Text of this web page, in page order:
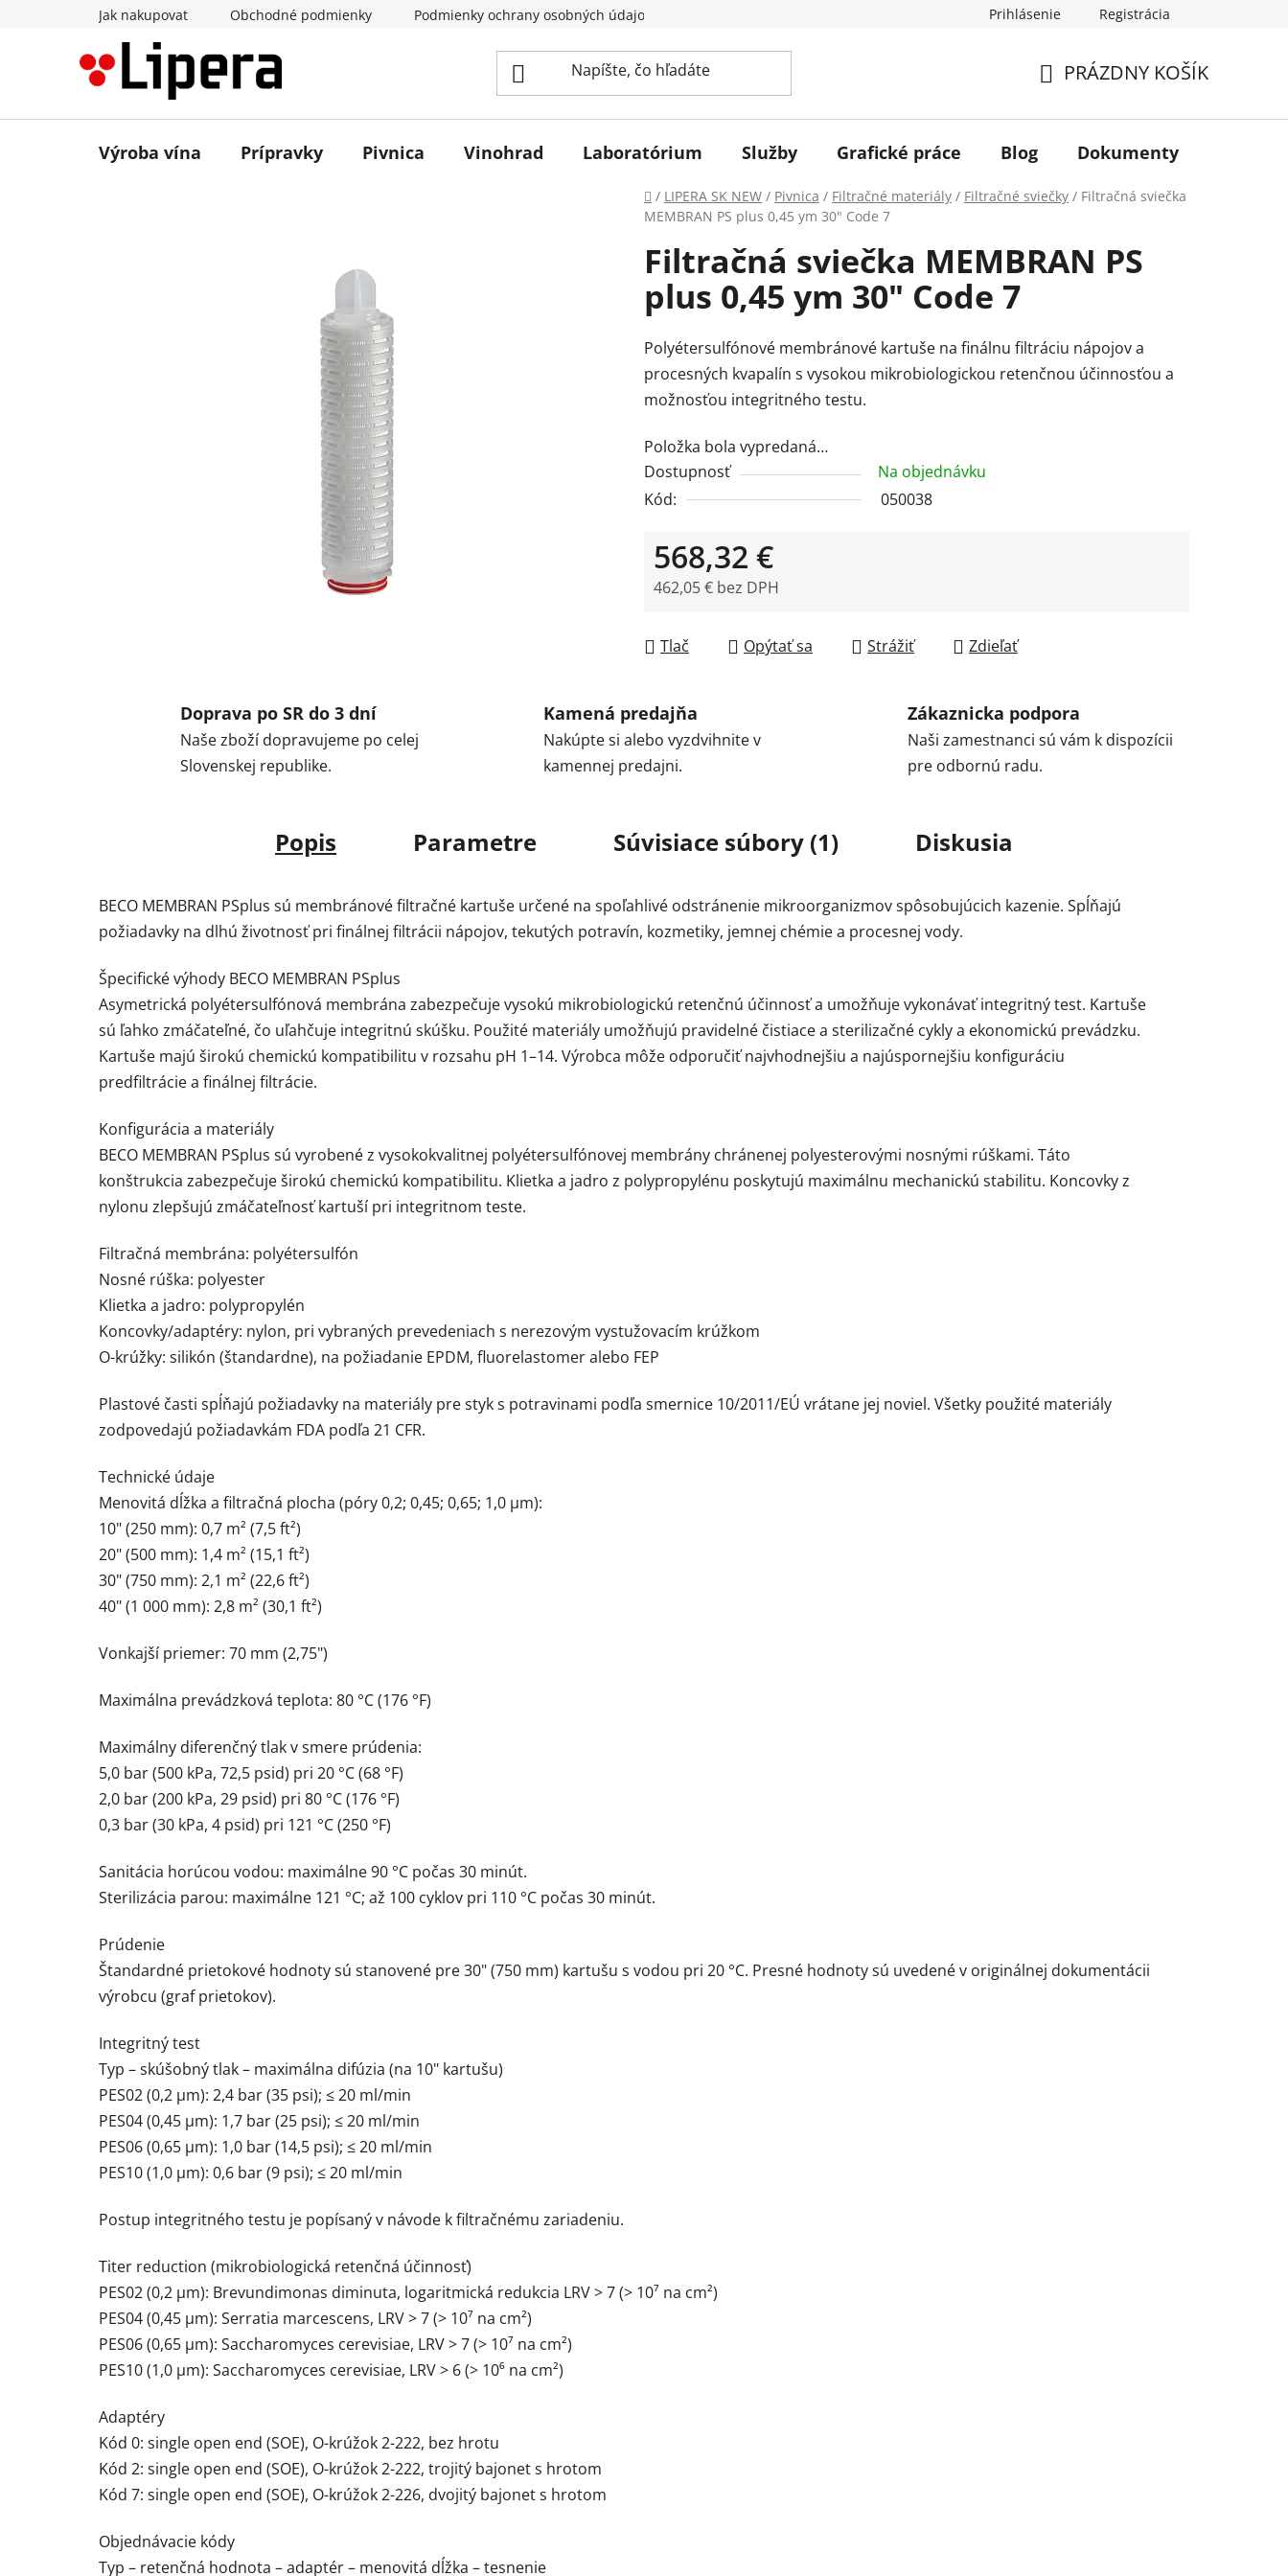
Jak nakupovat Obchodné podmienky Podmienky ochrany osobných údajov Prihlásenie Registrácia
KOŠÍK
PRÁZDNY KOŠÍK
Výroba vína Prípravky Pivnica Vinohrad Laboratórium Služby Grafické práce Blog Dokumenty
Domov
/ LIPERA SK NEW / Pivnica / Filtračné materiály / Filtračné sviečky / Filtračná sviečka
MEMBRAN PS plus 0,45 ym 30" Code 7
Filtračná sviečka MEMBRAN PS
plus 0,45 ym 30" Code 7
Polyéter­sulfónové membránové kartuše na finálnu filtráciu nápojov a
procesných kvapalín s vysokou mikrobiologickou retenčnou účinnosťou a
možnosťou integritného testu.
Položka bola vypredaná…
Dostupnosť
Na objednávku
Kód:
050038
568,32 €
462,05 € bez DPH
Tlač
Opýtať sa Strážiť Zdieľať
Doprava po SR do 3 dní
Naše zboží dopravujeme po celej
Slovenskej republike.
Kamená predajňa
Nakúpte si alebo vyzdvihnite v
kamennej predajni.
Zákaznicka podpora
Naši zamestnanci sú vám k dispozícii
pre odbornú radu.
Popis Parametre Súvisiace súbory (1) Diskusia
BECO MEMBRAN PSplus sú membránové filtračné kartuše určené na spoľahlivé odstránenie mikroorganizmov spôsobujúcich kazenie. Spĺňajú
požiadavky na dlhú životnosť pri finálnej filtrácii nápojov, tekutých potravín, kozmetiky, jemnej chémie a procesnej vody.
Špecifické výhody BECO MEMBRAN PSplus
Asymetrická polyéter­sulfónová membrána zabezpečuje vysokú mikrobiologickú retenčnú účinnosť a umožňuje vykonávať integritný test. Kartuše
sú ľahko zmáčateľné, čo uľahčuje integritnú skúšku. Použité materiály umožňujú pravidelné čistiace a sterilizačné cykly a ekonomickú prevádzku.
Kartuše majú širokú chemickú kompatibilitu v rozsahu pH 1–14. Výrobca môže odporučiť najvhodnejšiu a najúspornejšiu konfiguráciu
predfiltrácie a finálnej filtrácie.
Konfigurácia a materiály
BECO MEMBRAN PSplus sú vyrobené z vysokokvalitnej polyéter­sulfónovej membrány chránenej polyesterovými nosnými rúškami. Táto
konštrukcia zabezpečuje širokú chemickú kompatibilitu. Klietka a jadro z polypropylénu poskytujú maximálnu mechanickú stabilitu. Koncovky z
nylonu zlepšujú zmáčateľnosť kartuší pri integritnom teste.
Filtračná membrána: polyéter­sulfón
Nosné rúška: polyester
Klietka a jadro: polypropylén
Koncovky/adaptéry: nylon, pri vybraných prevedeniach s nerezovým vystužovacím krúžkom
O-krúžky: silikón (štandardne), na požiadanie EPDM, fluorelastomer alebo FEP
Plastové časti spĺňajú požiadavky na materiály pre styk s potravinami podľa smernice 10/2011/EÚ vrátane jej noviel. Všetky použité materiály
zodpovedajú požiadavkám FDA podľa 21 CFR.
Technické údaje
Menovitá dĺžka a filtračná plocha (póry 0,2; 0,45; 0,65; 1,0 µm):
10" (250 mm): 0,7 m² (7,5 ft²)
20" (500 mm): 1,4 m² (15,1 ft²)
30" (750 mm): 2,1 m² (22,6 ft²)
40" (1 000 mm): 2,8 m² (30,1 ft²)
Vonkajší priemer: 70 mm (2,75")
Maximálna prevádzková teplota: 80 °C (176 °F)
Maximálny diferenčný tlak v smere prúdenia:
5,0 bar (500 kPa, 72,5 psid) pri 20 °C (68 °F)
2,0 bar (200 kPa, 29 psid) pri 80 °C (176 °F)
0,3 bar (30 kPa, 4 psid) pri 121 °C (250 °F)
Sanitácia horúcou vodou: maximálne 90 °C počas 30 minút.
Sterilizácia parou: maximálne 121 °C; až 100 cyklov pri 110 °C počas 30 minút.
Prúdenie
Štandardné prietokové hodnoty sú stanovené pre 30" (750 mm) kartušu s vodou pri 20 °C. Presné hodnoty sú uvedené v originálnej dokumentácii
výrobcu (graf prietokov).
Integritný test
Typ – skúšobný tlak – maximálna difúzia (na 10" kartušu)
PES02 (0,2 µm): 2,4 bar (35 psi); ≤ 20 ml/min
PES04 (0,45 µm): 1,7 bar (25 psi); ≤ 20 ml/min
PES06 (0,65 µm): 1,0 bar (14,5 psi); ≤ 20 ml/min
PES10 (1,0 µm): 0,6 bar (9 psi); ≤ 20 ml/min
Postup integritného testu je popísaný v návode k filtračnému zariadeniu.
Titer reduction (mikrobiologická retenčná účinnosť)
PES02 (0,2 µm): Brevundimonas diminuta, logaritmická redukcia LRV > 7 (> 10⁷ na cm²)
PES04 (0,45 µm): Serratia marcescens, LRV > 7 (> 10⁷ na cm²)
PES06 (0,65 µm): Saccharomyces cerevisiae, LRV > 7 (> 10⁷ na cm²)
PES10 (1,0 µm): Saccharomyces cerevisiae, LRV > 6 (> 10⁶ na cm²)
Adaptéry
Kód 0: single open end (SOE), O-krúžok 2-222, bez hrotu
Kód 2: single open end (SOE), O-krúžok 2-222, trojitý bajonet s hrotom
Kód 7: single open end (SOE), O-krúžok 2-226, dvojitý bajonet s hrotom
Objednávacie kódy
Typ – retenčná hodnota – adaptér – menovitá dĺžka – tesnenie